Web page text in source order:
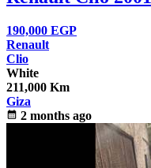
190,000 EGP
Renault
Clio
White
211,000 Km
Giza
calendar_month 2 months ago